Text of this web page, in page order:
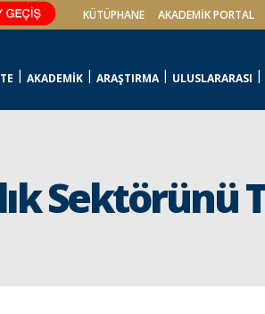
KÜTÜPHANE AKADEMİK PORTAL
AKADEMİK ARAŞTIRMA ULUSLARARASI
Sektörünü